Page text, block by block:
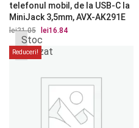
telefonul mobil, de la USB-C la
MiniJack 3,5mm, AVX-AK291E
lei21.05
Prețul
inițial
a
fost:
lei16.84
Reduceri!
Stoc
epuizat